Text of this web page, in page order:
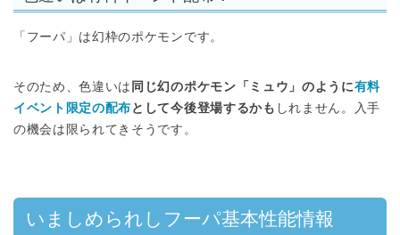
「フーパ」は幻枠のポケモンです。
そのため、色違いは 同じ幻のポケモン「ミュウ」のように有料
イベント限定の配布 として今後登場するかも しれません。入手
の機会は限られてきそうです。
いましめられしフーパ基本性能情報